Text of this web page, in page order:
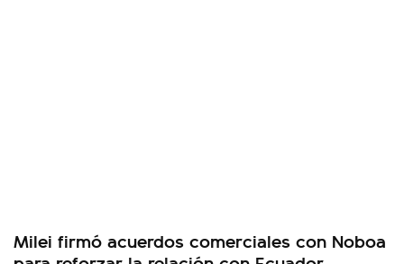
Milei firmó acuerdos comerciales con Noboa